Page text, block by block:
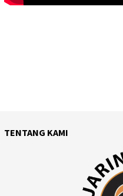
TENTANG KAMI